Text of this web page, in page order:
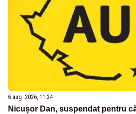
6 aug. 2026, 11:24
Nicușor Dan, suspendat pentru